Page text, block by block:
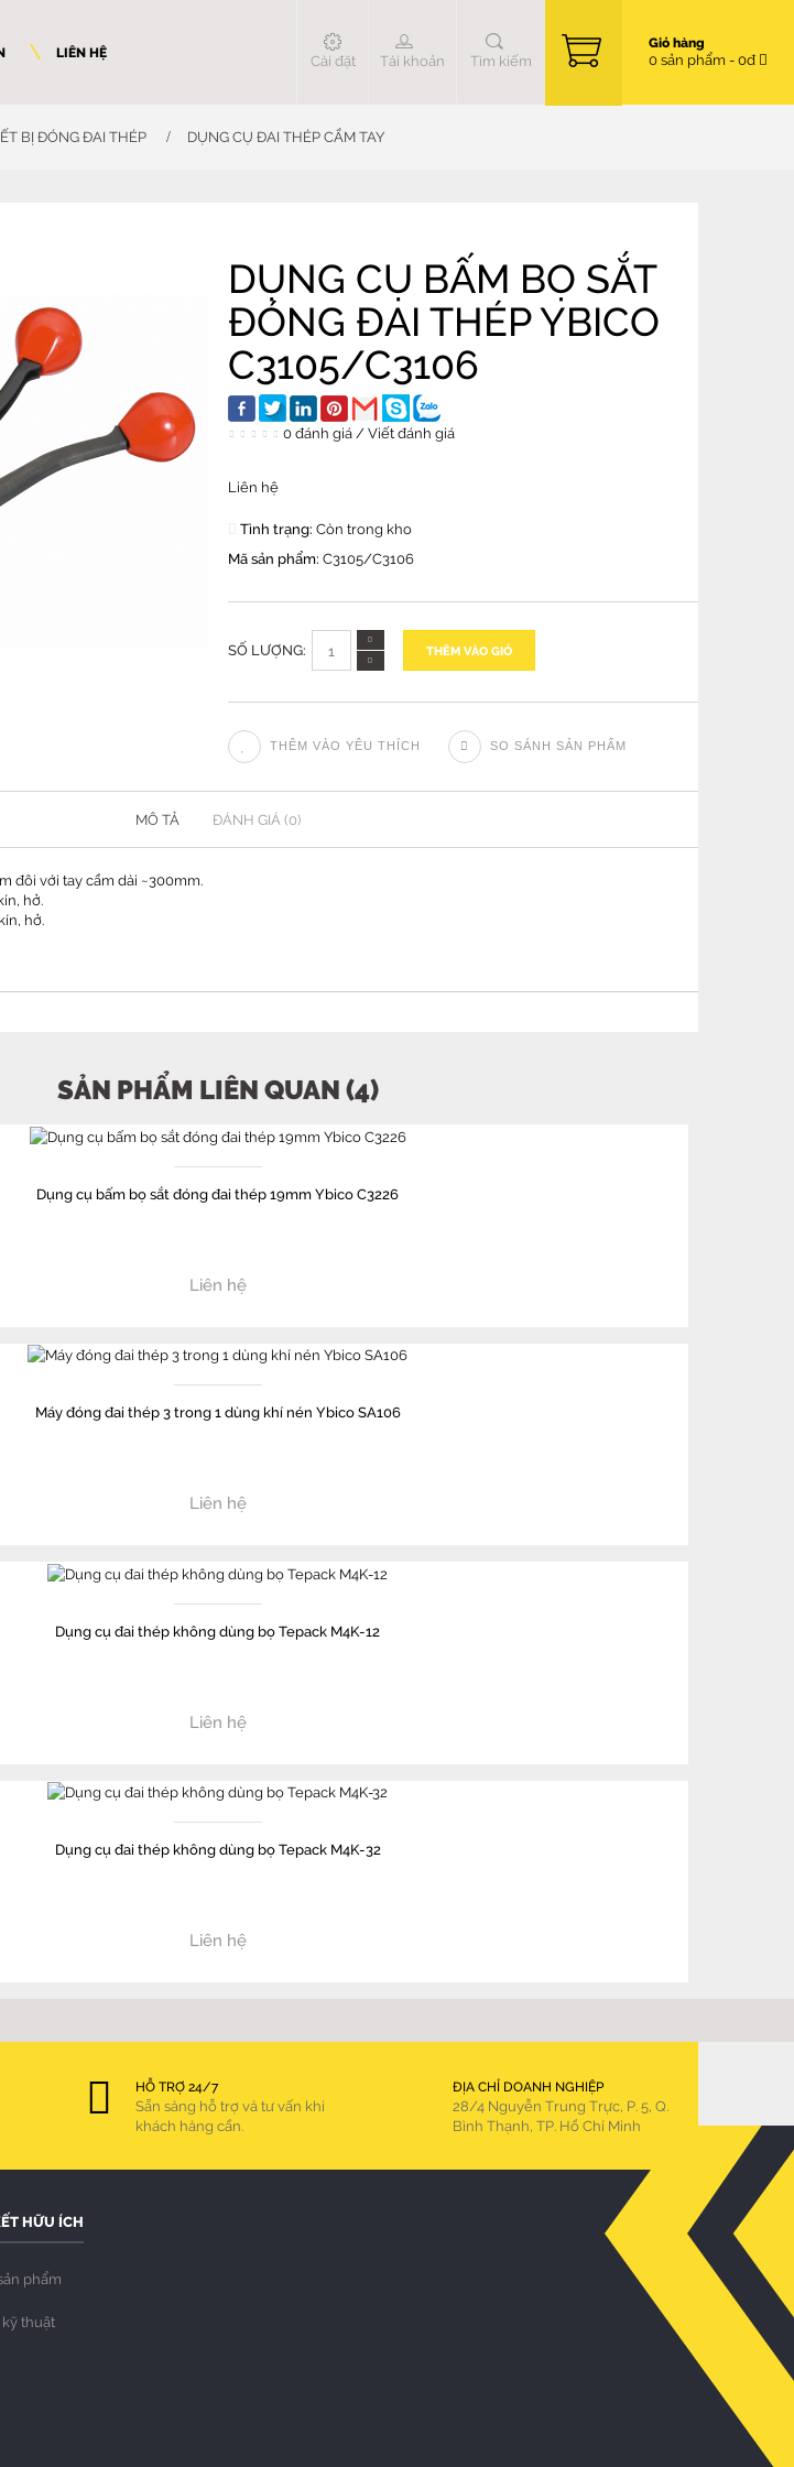
LIÊN HỆ
Giỏ hàng
0 sản phẩm - 0đ
Tìm kiếm
Tài khoản
Cài đặt
BỊ ĐÓNG ĐAI THÉP DỤNG CỤ ĐAI THÉP CẦM TAY
DỤNG CỤ BẤM BỌ SẮT
ĐÓNG ĐAI THÉP YBICO
C3105/C3106
0 đánh giá/ Viết đánh giá
Liên hệ
Tình trạng: Còn trong kho
Mã sản phẩm: C3105/C3106
SỐ LƯỢNG: THÊM VÀO GIỎ
THÊM VÀO YÊU THÍCH SO SÁNH SẢN PHẨM
MÔ TẢ ĐÁNH GIÁ (0)
đôi với tay cầm dài ~300mm.
hở.
hở.
SẢN PHẨM LIÊN QUAN (4)
Dụng cụ bấm bọ sắt đóng đai thép 19mm Ybico C3226
Liên hệ
Máy đóng đai thép 3 trong 1 dùng khí nén Ybico SA106
Liên hệ
Dụng cụ đai thép không dùng bọ Tepack M4K-12
Liên hệ
Dụng cụ đai thép không dùng bọ Tepack M4K-32
Liên hệ
HỖ TRỢ 24/7
Sẵn sàng hỗ trợ và tư vấn khi
khách hàng cần.
ĐỊA CHỈ DOANH NGHIỆP
28/4 Nguyễn Trung Trực, P. 5, Q.
Bình Thạnh, TP. Hồ Chí Minh
HỮU ÍCH
phẩm
thuật